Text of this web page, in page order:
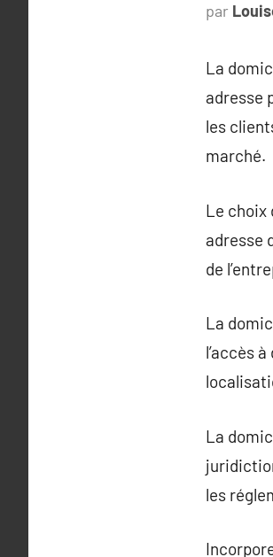
par
La
adresse
les
marché.
Le choix
adresse
de
La
l’accès
La
les